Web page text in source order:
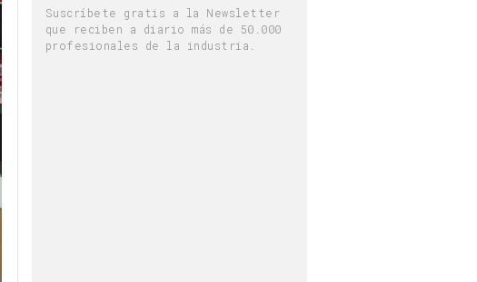
Suscríbete gratis a la Newsletter
que reciben a diario más de 50.000
profesionales de la industria.